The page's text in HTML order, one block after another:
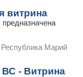
витрина
Марий
- Витрина